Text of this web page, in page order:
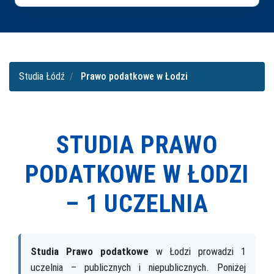
Studia Łódź Prawo podatkowe w Łodzi
STUDIA PRAWO
PODATKOWE W ŁODZI
– 1 UCZELNIA
Studia Prawo podatkowe w Łodzi prowadzi 1
uczelnia – publicznych i niepublicznych. Poniżej